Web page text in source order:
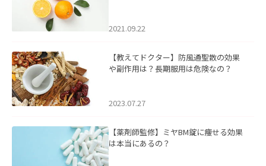
2021.09.22
【教えてドクター】防風通聖散の効果
や副作用は？長期服用は危険なの？
2023.07.27
【薬剤師監修】ミヤBM錠に痩せる効果
は本当にあるの？